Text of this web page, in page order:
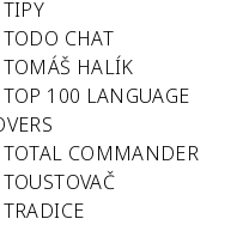
TIPY
TODO CHAT
TOMÁŠ HALÍK
TOP 100 LANGUAGE
TOTAL COMMANDER
TOUSTOVAČ
TRADICE